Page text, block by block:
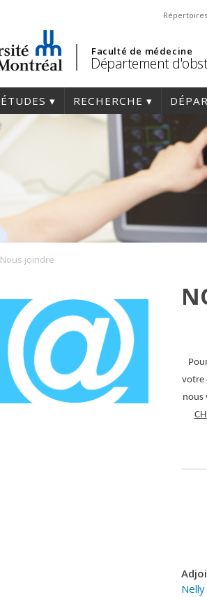
Répertoires
Faculté de médecine
Département
ÉTUDES RECHERCHE
Nous joindre
votre
nous
Nelly